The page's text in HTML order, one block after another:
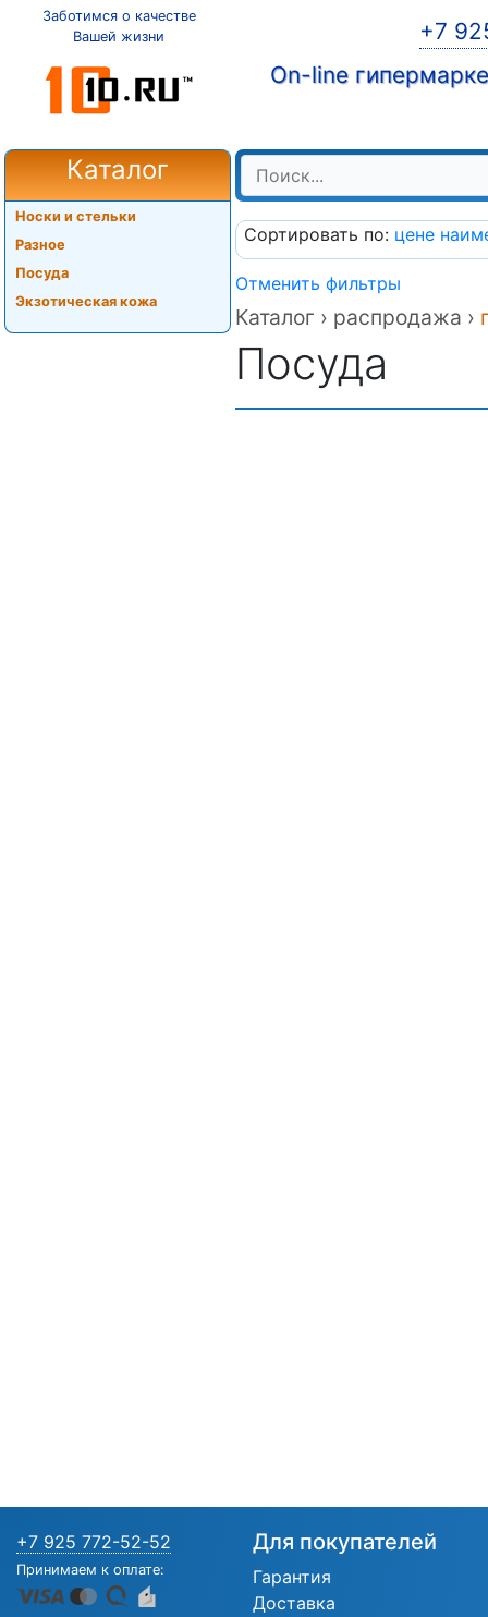
Заботимся о качестве
Вашей жизни
+7
On-line
Каталог
Носки и стельки
Разное
Посуда
Экзотическая кожа
Сортировать по: цене
Отменить фильтры
Каталог › распродажа ›
Посуда
+7 925 772-52-52
Принимаем к оплате:
Для покупателей
Гарантия
Доставка